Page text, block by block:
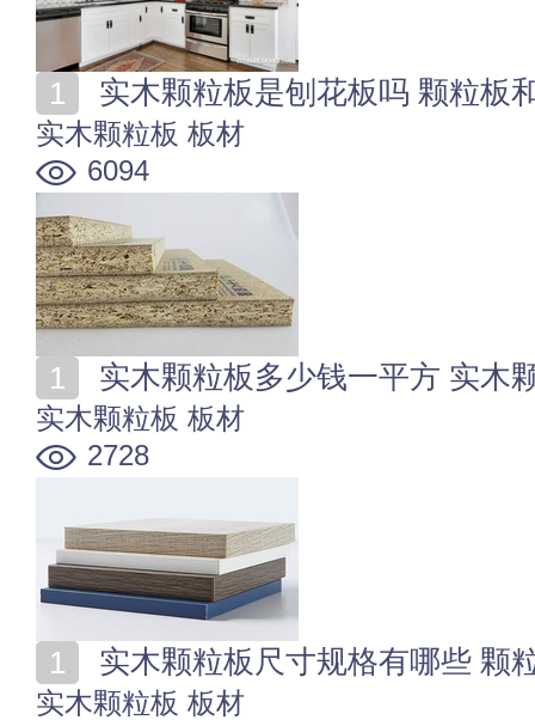
实木颗粒板是刨花板吗 颗粒板
实木颗粒板 板材
6094
实木颗粒板多少钱一平方 实木
实木颗粒板 板材
2728
实木颗粒板尺寸规格有哪些 颗
实木颗粒板 板材